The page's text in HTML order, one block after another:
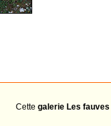
Cette galerie Les fauves